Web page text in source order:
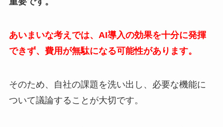
あいまいな考えでは、AI導入の効果を十分に発揮
できず、費用が無駄になる可能性があります。
そのため、自社の課題を洗い出し、必要な機能に
ついて議論することが大切です。